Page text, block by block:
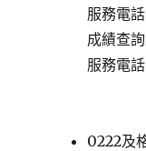
服務電
成績查
服務電
0222及